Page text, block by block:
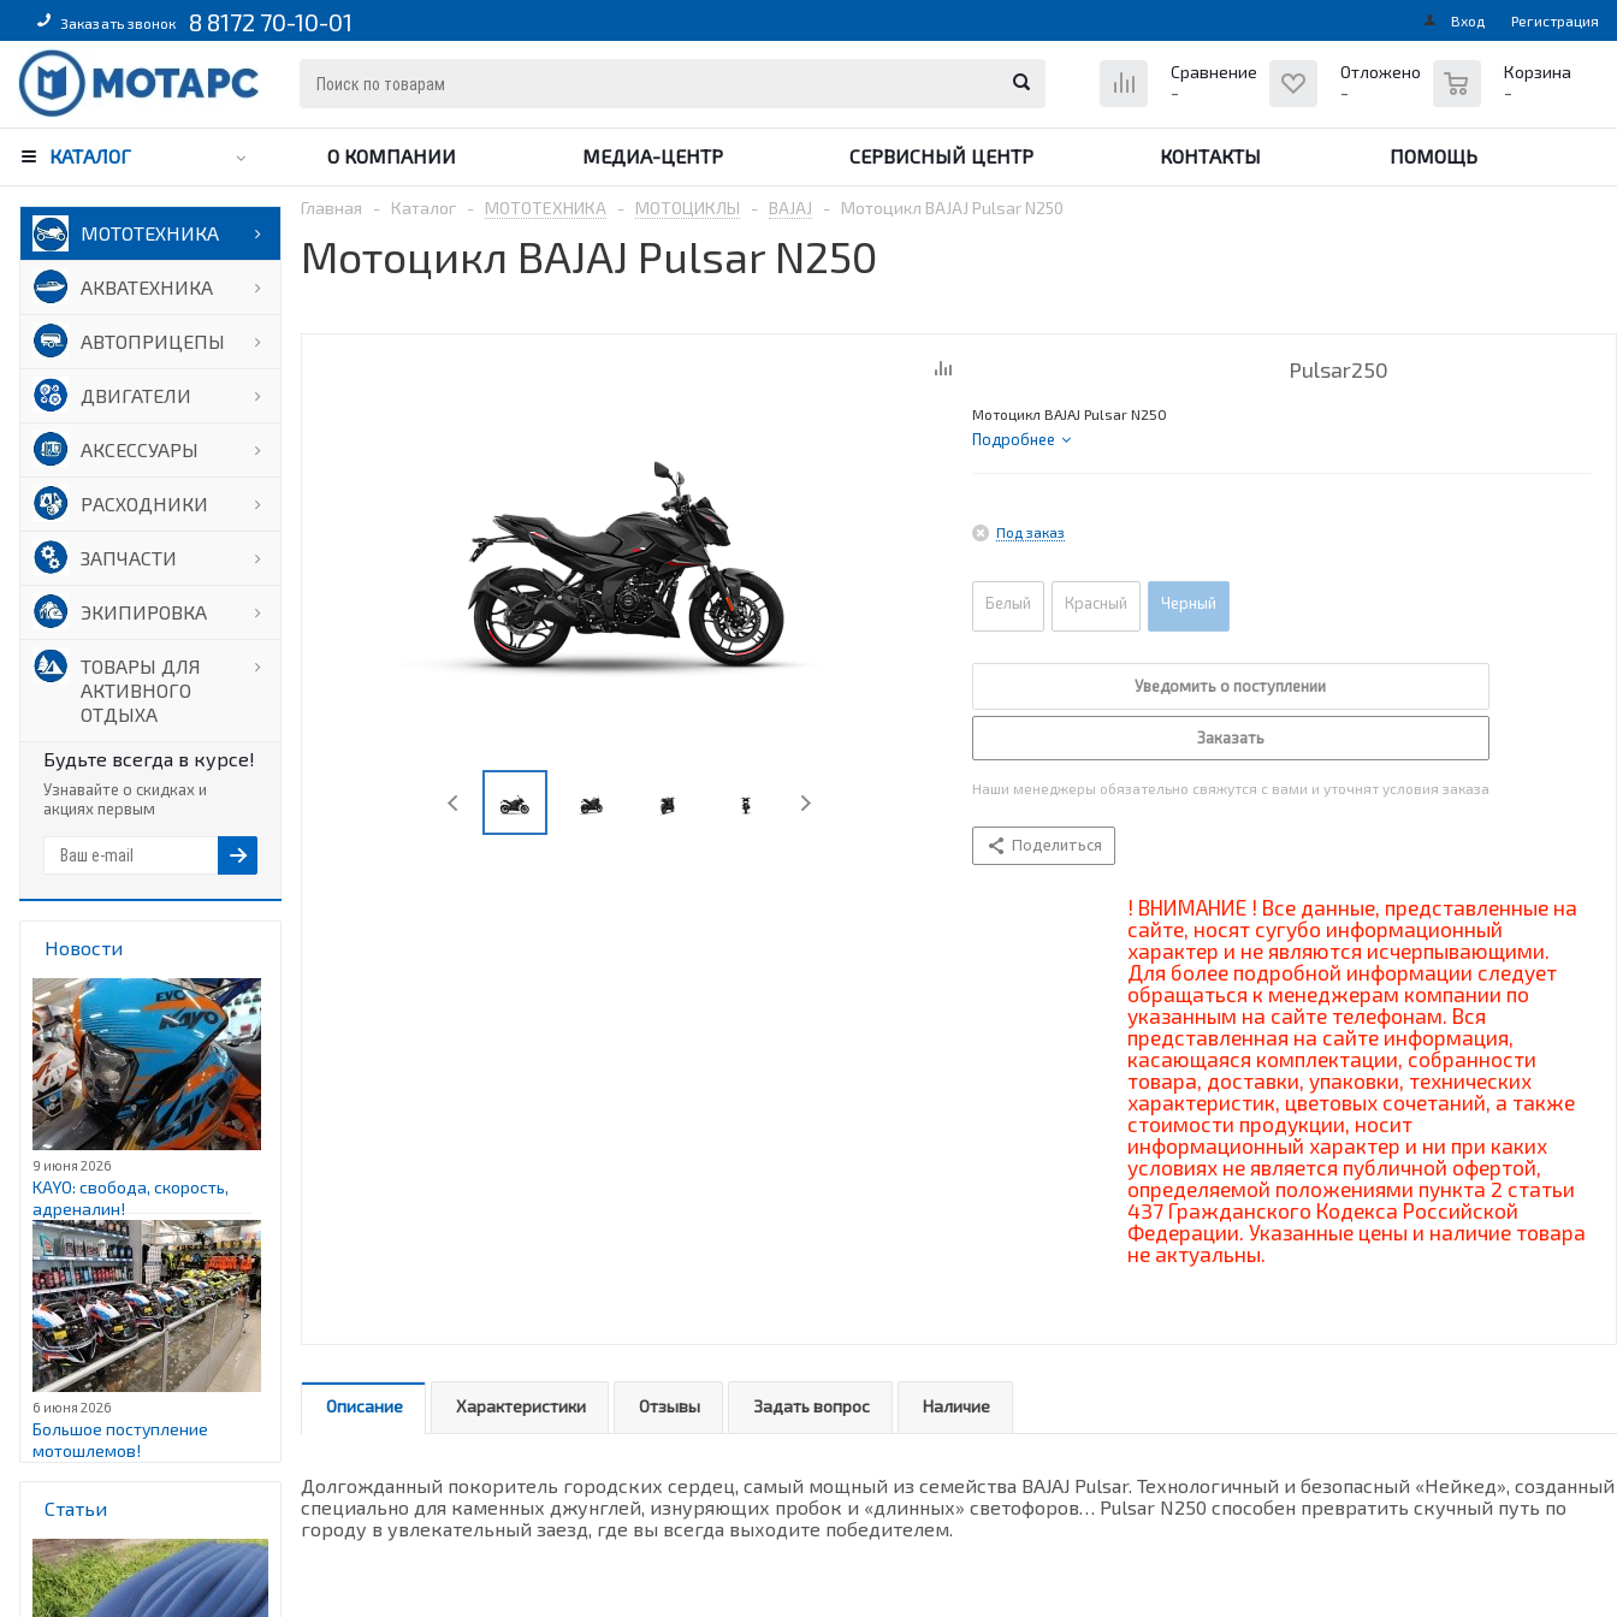
Заказать звонок 8 8172 70-10-01 Вход Регистрация
Сравнение
-
Отложено
-
Корзина
-
КАТАЛОГ О КОМПАНИИ МЕДИА-ЦЕНТР СЕРВИСНЫЙ ЦЕНТР КОНТАКТЫ ПОМОЩЬ
МОТОТЕХНИКА
АКВАТЕХНИКА
АВТОПРИЦЕПЫ
ДВИГАТЕЛИ
АКСЕССУАРЫ
РАСХОДНИКИ
ЗАПЧАСТИ
ЭКИПИРОВКА
ТОВАРЫ ДЛЯ
АКТИВНОГО
ОТДЫХА
Будьте всегда в курсе!
Узнавайте о скидках и
акциях первым
Новости
9 июня 2026
KAYO: свобода, скорость,
адреналин!
6 июня 2026
Большое поступление
мотошлемов!
Статьи
Главная - Каталог - МОТОТЕХНИКА - МОТОЦИКЛЫ - BAJAJ - Мотоцикл BAJAJ Pulsar N250
Мотоцикл BAJAJ Pulsar N250
Pulsar250
Мотоцикл BAJAJ Pulsar N250
Подробнее
Под заказ
Белый Красный Черный
Уведомить о поступлении
Заказать
Наши менеджеры обязательно свяжутся с вами и уточнят условия заказа
Поделиться
! ВНИМАНИЕ ! Все данные, представленные на
сайте, носят сугубо информационный
характер и не являются исчерпывающими.
Для более подробной информации следует
обращаться к менеджерам компании по
указанным на сайте телефонам. Вся
представленная на сайте информация,
касающаяся комплектации, собранности
товара, доставки, упаковки, технических
характеристик, цветовых сочетаний, а также
стоимости продукции, носит
информационный характер и ни при каких
условиях не является публичной офертой,
определяемой положениями пункта 2 статьи
437 Гражданского Кодекса Российской
Федерации. Указанные цены и наличие товара
не актуальны.
Описание Характеристики Отзывы Задать вопрос Наличие
Долгожданный покоритель городских сердец, самый мощный из семейства BAJAJ Pulsar. Технологичный и безопасный «Нейкед», созданный
специально для каменных джунглей, изнуряющих пробок и «длинных» светофоров… Pulsar N250 способен превратить скучный путь по
городу в увлекательный заезд, где вы всегда выходите победителем.